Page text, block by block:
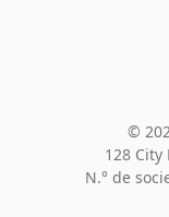
©
128 City
N.° de